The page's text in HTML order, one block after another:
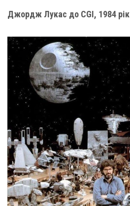
Джордж Лукас до CGI, 1984 рік